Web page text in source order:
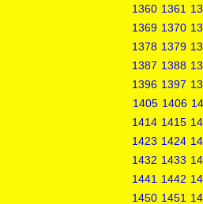
1360 1361
1369 1370
1378 1379
1387 1388
1396 1397
1405 1406
1414 1415
1423 1424
1432 1433
1441 1442
1450 1451